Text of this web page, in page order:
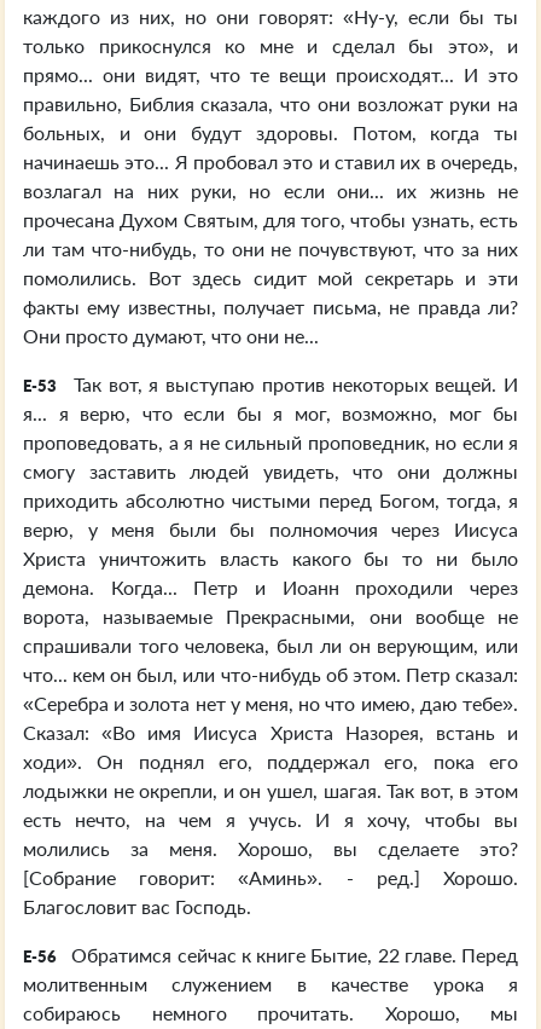
каждого из них, но они говорят: «Ну-у, если бы ты
только прикоснулся ко мне и сделал бы это», и
прямо... они видят, что те вещи происходят... И это
правильно, Библия сказала, что они возложат руки на
больных, и они будут здоровы. Потом, когда ты
начинаешь это... Я пробовал это и ставил их в очередь,
возлагал на них руки, но если они... их жизнь не
прочесана Духом Святым, для того, чтобы узнать, есть
ли там что-нибудь, то они не почувствуют, что за них
помолились. Вот здесь сидит мой секретарь и эти
факты ему известны, получает письма, не правда ли?
Они просто думают, что они не...
E-53
Так вот, я выступаю против некоторых вещей. И
я... я верю, что если бы я мог, возможно, мог бы
проповедовать, а я не сильный проповедник, но если я
смогу заставить людей увидеть, что они должны
приходить абсолютно чистыми перед Богом, тогда, я
верю, у меня были бы полномочия через Иисуса
Христа уничтожить власть какого бы то ни было
демона. Когда... Петр и Иоанн проходили через
ворота, называемые Прекрасными, они вообще не
спрашивали того человека, был ли он верующим, или
что... кем он был, или что-нибудь об этом. Петр сказал:
«Серебра и золота нет у меня, но что имею, даю тебе».
Сказал: «Во имя Иисуса Христа Назорея, встань и
ходи». Он поднял его, поддержал его, пока его
лодыжки не окрепли, и он ушел, шагая. Так вот, в этом
есть нечто, на чем я учусь. И я хочу, чтобы вы
молились за меня. Хорошо, вы сделаете это?
[Собрание говорит: «Аминь». - ред.] Хорошо.
Благословит вас Господь.
E-56
Обратимся сейчас к книге Бытие, 22 главе. Перед
молитвенным служением в качестве урока я
собираюсь немного прочитать. Хорошо, мы